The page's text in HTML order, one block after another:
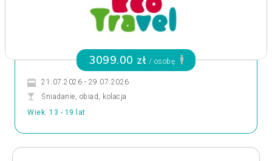
3099.00 zł / osobę
21.07.2026 - 29.07.2026
Śniadanie, obiad, kolacja
Wiek: 13 - 19 lat